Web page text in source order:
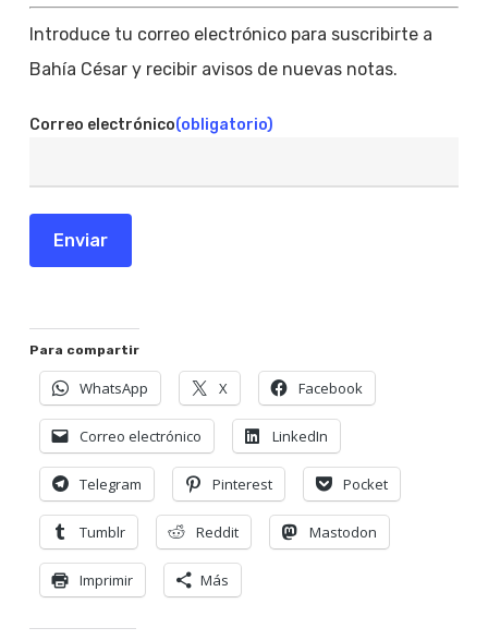
Introduce tu correo electrónico para suscribirte a
Bahía César y recibir avisos de nuevas notas.
Correo electrónico(obligatorio)
Enviar
Para compartir
WhatsApp X Facebook
Correo electrónico LinkedIn
Telegram Pinterest Pocket
Tumblr Reddit Mastodon
Imprimir Más